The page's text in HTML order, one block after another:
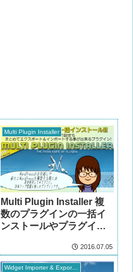
Multi Plugin Installer
Multi Plugin Installer 複
数のプラグインの一括イ
ンストールやプラグイン
2016.07.05
Widget Importer & Exporter